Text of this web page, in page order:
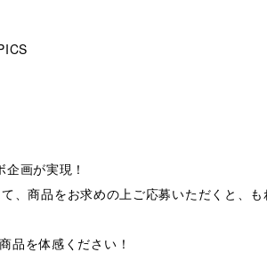
画が実現！
て、商品をお求めの上ご応募いただくと、
品を体感ください！